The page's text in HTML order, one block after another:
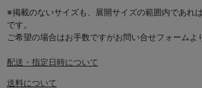
※掲載のないサイズも、展開サイズの範囲内であれ
です。
ご希望の場合はお手数ですがお問い合せフォームよ
配送・指定日時について
送料について